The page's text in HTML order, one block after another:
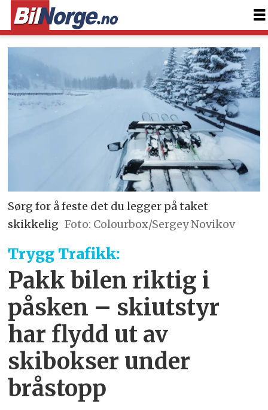
Sørg for å feste det du legger på taket
skikkelig Foto: Colourbox/Sergey Novikov
Trygg Trafikk:
Pakk bilen riktig i
påsken – skiutstyr
har flydd ut av
skibokser under
bråstopp